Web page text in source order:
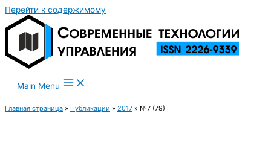
Перейти к содержимому
Main Menu
Главная страница » Публикации » 2017 » №7 (79)